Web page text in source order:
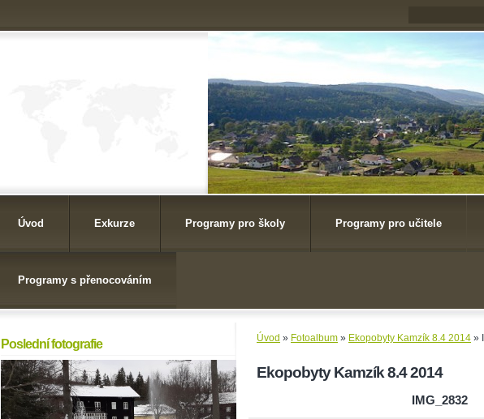
Úvod Exkurze Programy pro školy Programy pro učitele
Programy s přenocováním
Úvod » Fotoalbum » Ekopobyty Kamzík 8.4 2014 »
Ekopobyty Kamzík 8.4 2014
IMG_2832
Poslední fotografie